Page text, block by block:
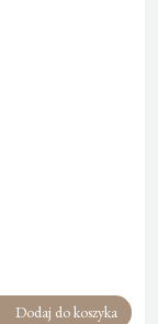
Dodaj do koszyka